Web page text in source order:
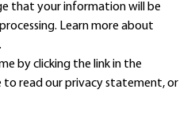
that your information will be
Learn moreabout
by clicking the link in the
to read ourprivacy statement, or